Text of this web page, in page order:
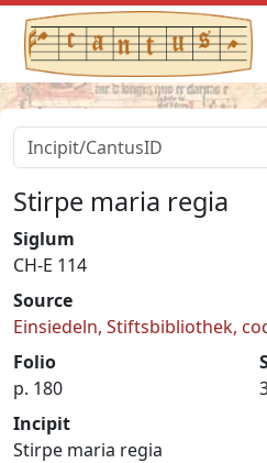
Stirpe maria regia
Siglum
CH-E 114
Source
Einsiedeln, Stiftsbibliothek,
Folio
p. 180
Incipit
Stirpe maria regia